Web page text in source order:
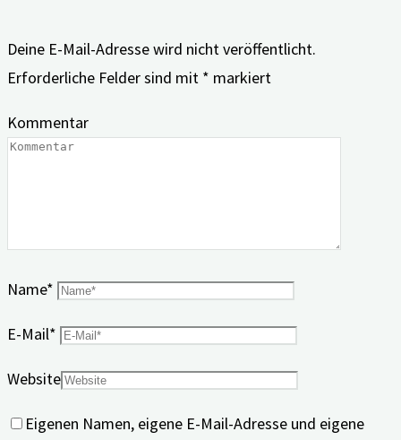
Deine E-Mail-Adresse wird nicht veröffentlicht.
Erforderliche Felder sind mit * markiert
Kommentar
Name*
E-Mail*
Website
Eigenen Namen, eigene E-Mail-Adresse und eigene